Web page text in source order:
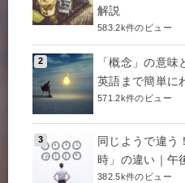
解説
583.2k件のビュー
「概念」の意
英語まで簡単に
571.2k件のビュー
同じようで違う
時」の違い｜午
382.5k件のビュー